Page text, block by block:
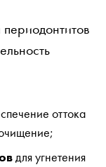
оттока
для угнетения